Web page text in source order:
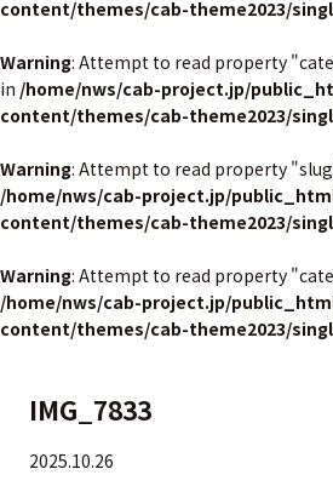
content/themes/cab-theme2023/
Warning: Attempt to read property
in /home/nws/cab-project.jp/
content/themes/cab-theme2023/
Warning: Attempt to read property
/home/nws/cab-project.jp/
content/themes/cab-theme2023/
Warning: Attempt to read property
/home/nws/cab-project.jp/
content/themes/cab-theme2023/
IMG_7833
2025.10.26